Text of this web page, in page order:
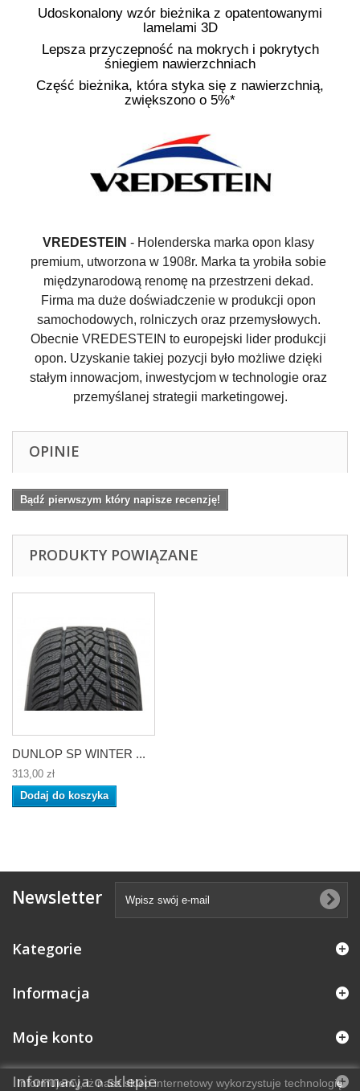
Udoskonalony wzór bieżnika z opatentowanymi
lamelami 3D
Lepsza przyczepność na mokrych i pokrytych
śniegiem nawierzchniach
Część bieżnika, która styka się z nawierzchnią,
zwiększono o 5%*
VREDESTEIN - Holenderska marka opon klasy
premium, utworzona w 1908r. Marka ta yrobiła sobie
międzynarodową renomę na przestrzeni dekad.
Firma ma duże doświadczenie w produkcji opon
samochodowych, rolniczych oraz przemysłowych.
Obecnie VREDESTEIN to europejski lider produkcji
opon. Uzyskanie takiej pozycji było możliwe dzięki
stałym innowacjom, inwestycjom w technologie oraz
przemyślanej strategii marketingowej.
OPINIE
Bądź pierwszym który napisze recenzję!
PRODUKTY POWIĄZANE
DUNLOP SP WINTER ...
313,00 zł
Dodaj do koszyka
Newsletter
Kategorie
Informacja
Moje konto
Informacja o sklepie
Informujemy, iż nasz sklep internetowy wykorzystuje technologię